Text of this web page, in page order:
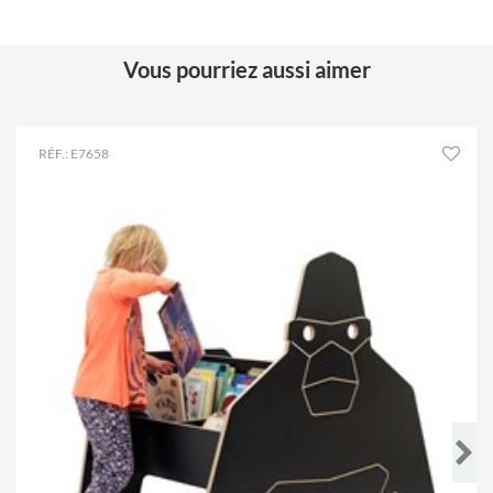
Vous pourriez aussi aimer
RÉF.: E7658